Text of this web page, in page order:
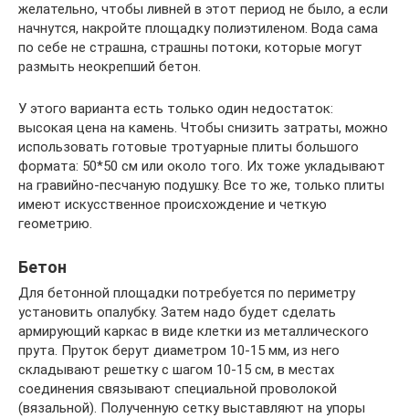
желательно, чтобы ливней в этот период не было, а если
начнутся, накройте площадку полиэтиленом. Вода сама
по себе не страшна, страшны потоки, которые могут
размыть неокрепший бетон.
У этого варианта есть только один недостаток:
высокая цена на камень. Чтобы снизить затраты, можно
использовать готовые тротуарные плиты большого
формата: 50*50 см или около того. Их тоже укладывают
на гравийно-песчаную подушку. Все то же, только плиты
имеют искусственное происхождение и четкую
геометрию.
Бетон
Для бетонной площадки потребуется по периметру
установить опалубку. Затем надо будет сделать
армирующий каркас в виде клетки из металлического
прута. Пруток берут диаметром 10-15 мм, из него
складывают решетку с шагом 10-15 см, в местах
соединения связывают специальной проволокой
(вязальной). Полученную сетку выставляют на упоры